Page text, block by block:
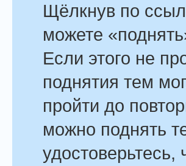
Щёлкнув по
можете
Если этого не
поднятия тем
пройти до
можно поднять